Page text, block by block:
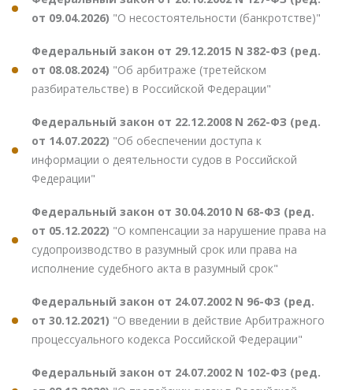
от 09.04.2026) "О несостоятельности (банкротстве)"
Федеральный закон от 29.12.2015 N 382-ФЗ (ред.
от 08.08.2024) "Об арбитраже (третейском
разбирательстве) в Российской Федерации"
Федеральный закон от 22.12.2008 N 262-ФЗ (ред.
от 14.07.2022) "Об обеспечении доступа к
информации о деятельности судов в Российской
Федерации"
Федеральный закон от 30.04.2010 N 68-ФЗ (ред.
от 05.12.2022) "О компенсации за нарушение права на
судопроизводство в разумный срок или права на
исполнение судебного акта в разумный срок"
Федеральный закон от 24.07.2002 N 96-ФЗ (ред.
от 30.12.2021) "О введении в действие Арбитражного
процессуального кодекса Российской Федерации"
Федеральный закон от 24.07.2002 N 102-ФЗ (ред.